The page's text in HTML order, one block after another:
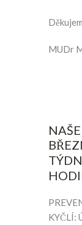
MUDr
KYČLÍ: